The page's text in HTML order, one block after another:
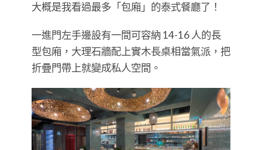
大概是我看過最多「包廂」的泰式餐廳了！
一進門左手邊設有一間可容納 14-16 人的長
型包廂，大理石牆配上實木長桌相當氣派，把
折疊門帶上就變成私人空間。